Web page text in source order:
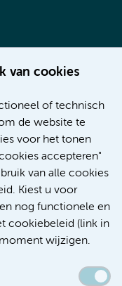
van cookies
of technisch
de website te
voor het tonen
accepteren"
van alle cookies
Kiest u voor
nog functionele en
cookiebeleid (link in
wijzigen.